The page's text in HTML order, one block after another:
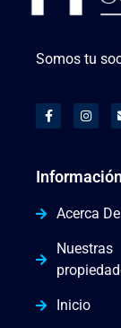
Somos tu
Acerca De
Nuestras
Inicio